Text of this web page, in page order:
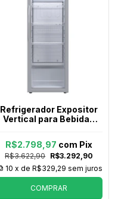
Refrigerador Expositor
Vertical para Bebidas
R$3.622,90 R$3.292,90
R$2.798,97 com Pix
10 x de R$329,29 sem juros
COMPRAR